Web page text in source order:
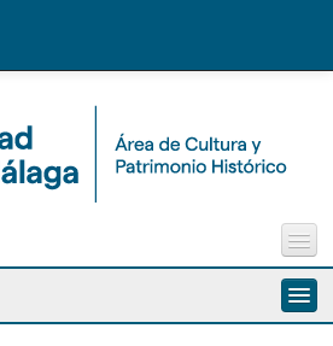
Contacto
Quejas y Sugerencias